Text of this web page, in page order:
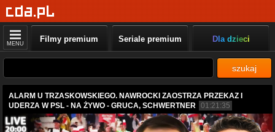
MENU Filmy premium Seriale premium Dla dzieci
szukaj
ALARM U TRZASKOWSKIEGO. NAWROCKI ZAOSTRZA PRZEKAZ I
UDERZA W PSL - NA ŻYWO - GRUCA, SCHWERTNER 01:21:35